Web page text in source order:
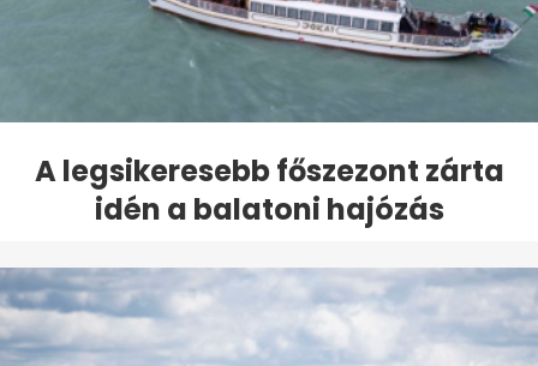
A legsikeresebb főszezont zárta
idén a balatoni hajózás